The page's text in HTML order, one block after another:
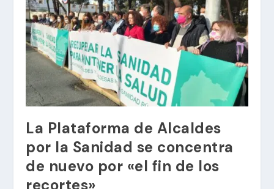
La Plataforma de Alcaldes
por la Sanidad se concentra
de nuevo por «el fin de los
recortes»